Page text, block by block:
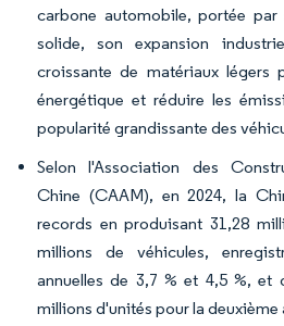
carbone automobile, portée
solide, son expansion
croissante de matériaux légers
énergétique et réduire les
popularité grandissante des
Selon l'Association des
Chine (CAAM), en 2024, la
records en produisant 31,28
millions de véhicules,
annuelles de 3,7 % et 4,5 %, et
millions d'unités pour la deuxième